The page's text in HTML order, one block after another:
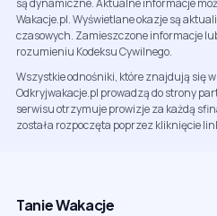
są dynamiczne. Aktualne informacje
Wakacje.pl. Wyświetlane okazje są
czasowych. Zamieszczone informacje
rozumieniu Kodeksu Cywilnego.
Wszystkie odnośniki, które znajdują się
Odkryjwakacje.pl prowadzą do strony
serwisu otrzymuje prowizje za każdą
została rozpoczęta poprzez kliknięcie
Tanie Wakacje